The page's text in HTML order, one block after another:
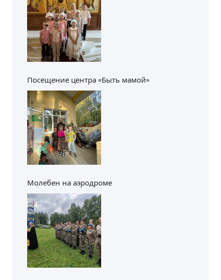
Посещение центра «Быть мамой»
Молебен на аэродроме